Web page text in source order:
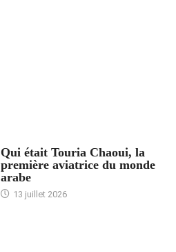
Qui était Touria Chaoui, la
première aviatrice du monde
arabe
13 juillet 2026